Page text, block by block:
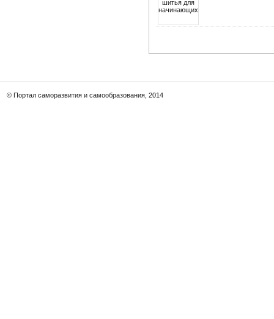
© Портал саморазвития и самообразования, 2014